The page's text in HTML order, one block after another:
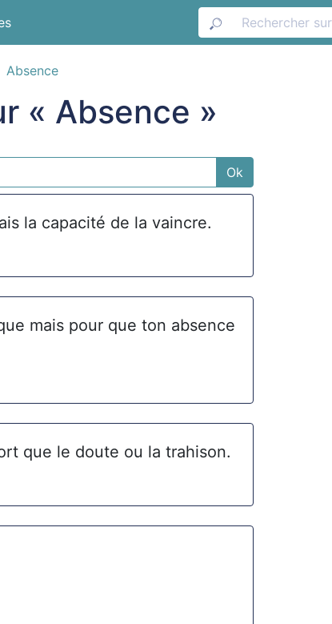
Absence
« Absence »
Ok
la capacité de la vaincre.
mais pour que ton absence
que le doute ou la trahison.